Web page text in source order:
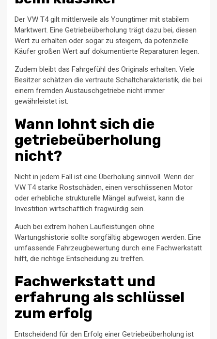
Der VW T4 gilt mittlerweile als Youngtimer mit stabilem
Marktwert. Eine Getriebeüberholung trägt dazu bei, diesen
Wert zu erhalten oder sogar zu steigern, da potenzielle
Käufer großen Wert auf dokumentierte Reparaturen legen.
Zudem bleibt das Fahrgefühl des Originals erhalten. Viele
Besitzer schätzen die vertraute Schaltcharakteristik, die bei
einem fremden Austauschgetriebe nicht immer
gewährleistet ist.
Wann lohnt sich die
getriebeüberholung
nicht?
Nicht in jedem Fall ist eine Überholung sinnvoll. Wenn der
VW T4 starke Rostschäden, einen verschlissenen Motor
oder erhebliche strukturelle Mängel aufweist, kann die
Investition wirtschaftlich fragwürdig sein.
Auch bei extrem hohen Laufleistungen ohne
Wartungshistorie sollte sorgfältig abgewogen werden. Eine
umfassende Fahrzeugbewertung durch eine Fachwerkstatt
hilft, die richtige Entscheidung zu treffen.
Fachwerkstatt und
erfahrung als schlüssel
zum erfolg
Entscheidend für den Erfolg einer Getriebeüberholung ist